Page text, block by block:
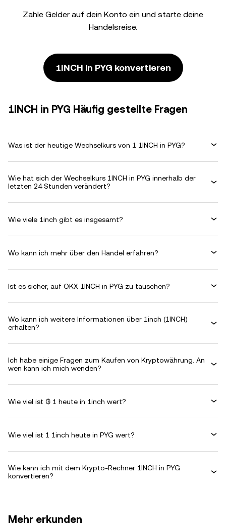
Zahle Gelder auf dein Konto ein und starte deine
Handelsreise.
1INCH in PYG konvertieren
1INCH in PYG Häufig gestellte Fragen
Was ist der heutige Wechselkurs von 1 1INCH in PYG?
Wie hat sich der Wechselkurs 1INCH in PYG innerhalb der
letzten 24 Stunden verändert?
Wie viele 1inch gibt es insgesamt?
Wo kann ich mehr über den Handel erfahren?
Ist es sicher, auf OKX 1INCH in PYG zu tauschen?
Wo kann ich weitere Informationen über 1inch (1INCH)
erhalten?
Ich habe einige Fragen zum Kaufen von Kryptowährung. An
wen kann ich mich wenden?
Wie viel ist ₲ 1 heute in 1inch wert?
Wie viel ist 1 1inch heute in PYG wert?
Wie kann ich mit dem Krypto-Rechner 1INCH in PYG
konvertieren?
Mehr erkunden